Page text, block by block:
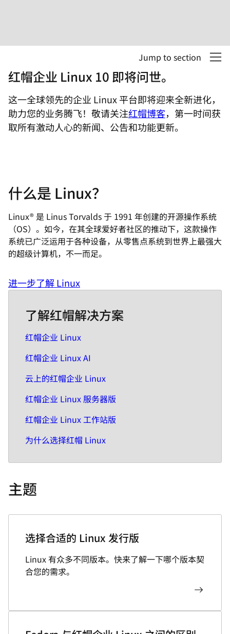
Jump to section
红帽企业 Linux 10 即将问世。
这一全球领先的企业 Linux 平台即将迎来全新进化，
助力您的业务腾飞！敬请关注红帽博客，第一时间获
取所有激动人心的新闻、公告和功能更新。
什么是 Linux？
Linux® 是 Linus Torvalds 于 1991 年创建的开源操作系统
（OS）。如今，在其全球爱好者社区的推动下，这款操作
系统已广泛运用于各种设备，从零售点系统到世界上最强大
的超级计算机，不一而足。
进一步了解 Linux
了解红帽解决方案
红帽企业 Linux
红帽企业 Linux AI
云上的红帽企业 Linux
红帽企业 Linux 服务器版
红帽企业 Linux 工作站版
为什么选择红帽 Linux
主题
选择合适的 Linux 发行版
Linux 有众多不同版本。快来了解一下哪个版本契
合您的需求。